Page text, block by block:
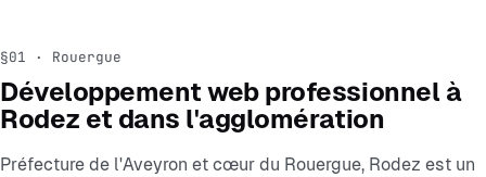
§01 · Rouergue
Développement web professionnel à
Rodez et dans l'agglomération
Préfecture de l'Aveyron et cœur du Rouergue, Rodez est un